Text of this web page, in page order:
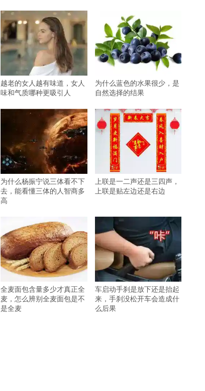
越老的女人越有味道，女人
味和气质哪种更吸引人
为什么蓝色的水果很少，是
自然选择的结果
为什么杨振宁说三体看不下
去，能看懂三体的人智商多
高
上联是一二声还是三四声，
上联是贴左边还是右边
全麦面包含量多少才真正全
麦，怎么辨别全麦面包是不
是全麦
车启动手刹是放下还是抬起
来，手刹没松开车会造成什
么后果